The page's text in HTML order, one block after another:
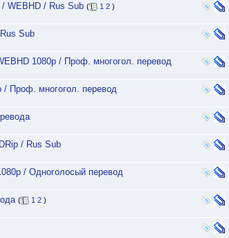
WEBHD / Rus Sub ( 1 2 )
Sub
1080p / Проф. многогол. перевод
/ Проф. многогол. перевод
/ Rus Sub
/ Одноголосый перевод
( 1 2 )